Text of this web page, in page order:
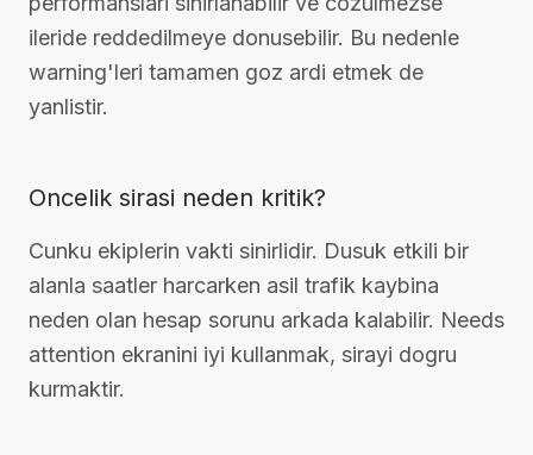
ileride reddedilmeye donusebilir. Bu nedenle
warning'leri tamamen goz ardi etmek de
yanlistir.
Oncelik sirasi neden kritik?
Cunku ekiplerin vakti sinirlidir. Dusuk etkili bir
alanla saatler harcarken asil trafik kaybina
neden olan hesap sorunu arkada kalabilir. Needs
attention ekranini iyi kullanmak, sirayi dogru
kurmaktir.